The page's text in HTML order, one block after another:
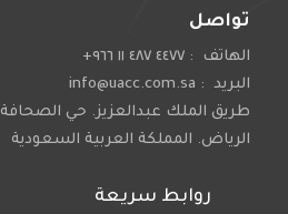
تواصل
الهاتف : ٤٤٧٧ ٤٨٧ ١١ ٩٦٦+
البريد : info@uacc.com.sa
طريق الملك عبدالعزيز. حي الصحافة
الرياض. المملكة العربية السعودية
روابط سريعة